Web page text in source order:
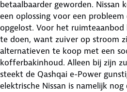
betaalbaarder geworden. Nissan
een oplossing voor een
opgelost. Voor het
te doen, want zuiver op stroom
alternatieven te koop met een
kofferbakinhoud. Alleen bij zijn
steekt de Qashqai e-Power
elektrische Nissan is namelijk